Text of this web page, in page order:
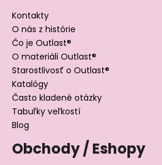
Kontakty
O nás z histórie
Čo je Outlast®
O materiáli Outlast®
Starostlivosť o Outlast®
Katalógy
Často kladené otázky
Tabuľky veľkostí
Blog
Obchody / Eshopy